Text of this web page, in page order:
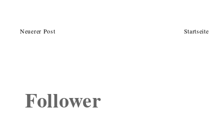
Neuerer Post Startseite
Follower